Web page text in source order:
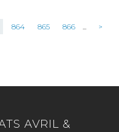
864 865 866 ... >
AVRIL &